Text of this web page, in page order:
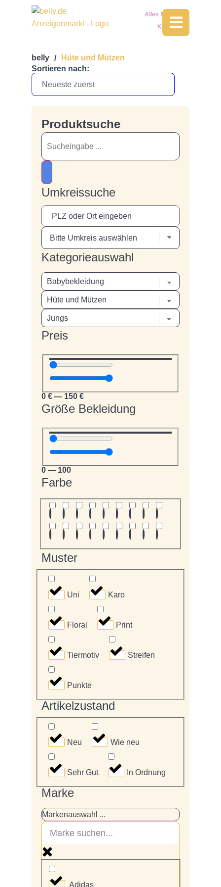
Alles für Dein
Kind
belly /
Hüte und Mützen
Sortieren nach:
Produktsuche
Umkreissuche
Kategorieauswahl
Preis
0 € — 150 €
Größe Bekleidung
0 — 100
Farbe
Muster
Uni Karo
Floral Print
Tiermotiv Streifen
Punkte
Artikelzustand
Neu Wie neu
Sehr Gut In Ordnung
Marke
Markenauswahl ...
Adidas